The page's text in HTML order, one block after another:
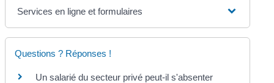
Services en ligne et formulaires
Questions ? Réponses !
Un salarié du secteur privé peut-il s'absenter